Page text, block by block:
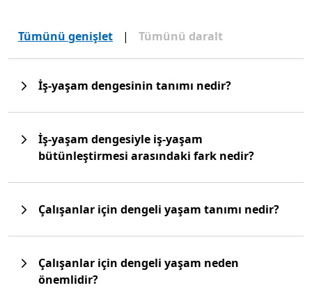
Tümünü genişlet | Tümünü daralt
İş-yaşam dengesinin tanımı nedir?
İş-yaşam dengesiyle iş-yaşam
bütünleştirmesi arasındaki fark nedir?
Çalışanlar için dengeli yaşam tanımı nedir?
Çalışanlar için dengeli yaşam neden
önemlidir?